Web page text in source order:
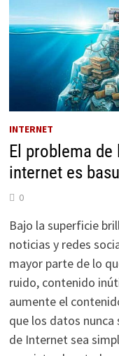
INTERNET
El problema de
internet es
0
Bajo la superficie
noticias y redes
mayor parte de lo
ruido, contenido
aumente el
que los datos nunca
de Internet sea